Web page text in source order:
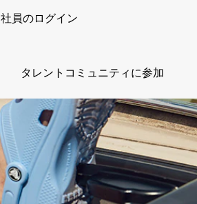
社員のログイン
タレントコミュニティに参加